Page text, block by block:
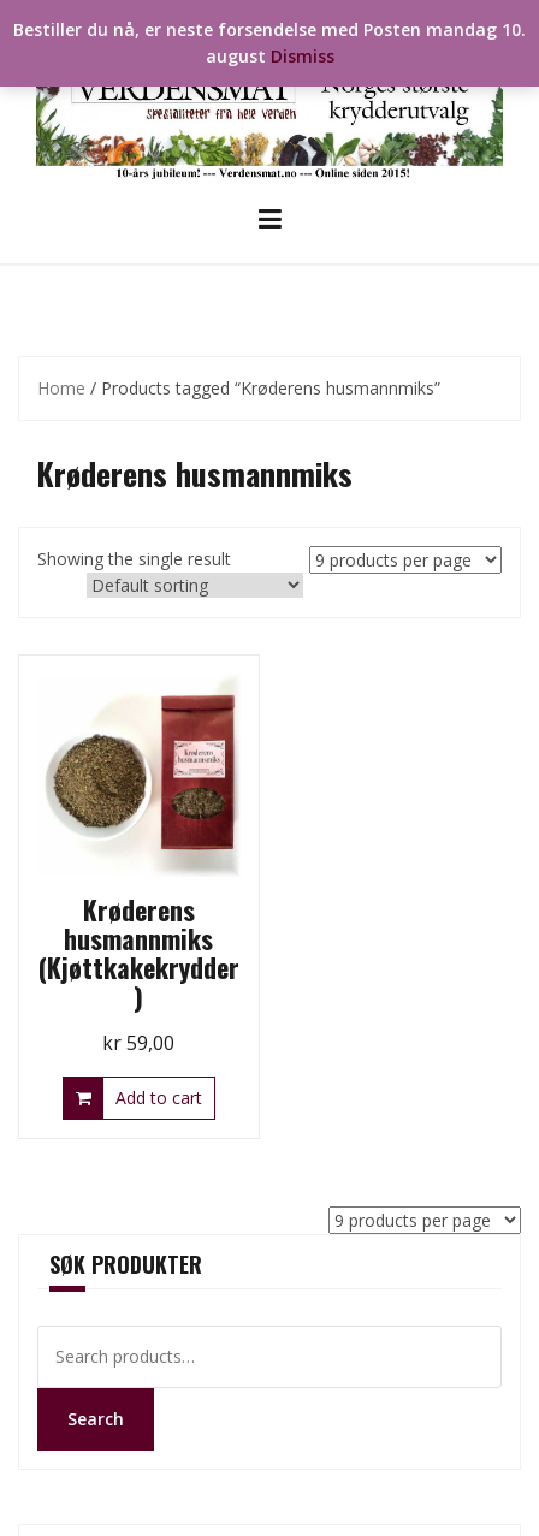
to
Home / Products tagged “Krøderens husmannmiks”
Krøderens husmannmiks
Showing the single result
Krøderens
husmannmiks
(Kjøttkakekrydder
)
kr59,00
Add to cart
SØK PRODUKTER
for:
Search
Bestiller du nå, er neste forsendelse med Posten mandag 10.
august Dismiss